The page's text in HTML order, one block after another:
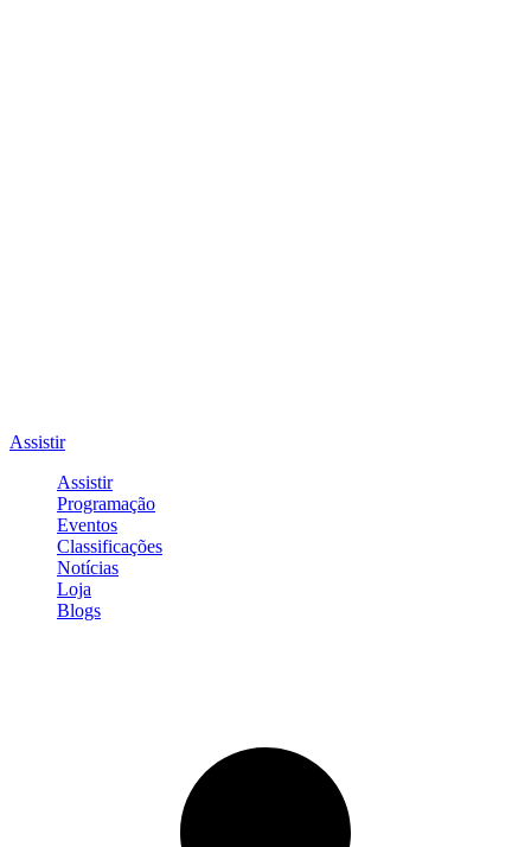
Assistir
Assistir
Programação
Eventos
Classificações
Notícias
Loja
Blogs